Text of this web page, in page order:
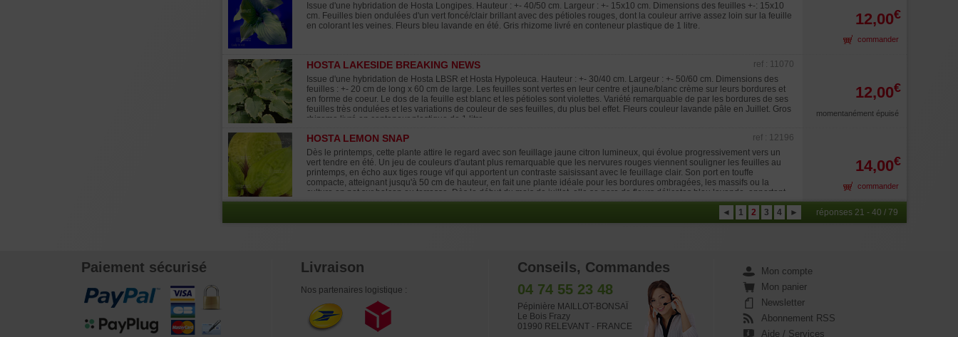
Issue d'une hybridation de Hosta Longipes. Hauteur : +- 40/50 cm. Largeur : +- 15x10 cm. Dimensions des feuilles +-: 15x10
cm. Feuilles bien ondulées d'un vert foncé/clair brillant avec des pétioles rouges, dont la couleur arrive assez loin sur la feuille
en colorant les veines. Fleurs bleu lavande en été. Gris rhizome livré en conteneur plastique de 1 litre.
12,00€
commander
HOSTA LAKESIDE BREAKING NEWS
ref : 11070
Issue d'une hybridation de Hosta LBSR et Hosta Hypoleuca. Hauteur : +- 30/40 cm. Largeur : +- 50/60 cm. Dimensions des
feuilles : +- 20 cm de long x 60 cm de large. Les feuilles sont vertes en leur centre et jaune/blanc crème sur leurs bordures et
en forme de coeur. Le dos de la feuille est blanc et les pétioles sont violettes. Variété remarquable de par les bordures de ses
feuilles très ondulées et les variations de couleur de ses feuilles, du plus bel effet. Fleurs couleur lavande pâle en Juillet. Gros
rhizome livré en conteneur plastique de 1 litre.
12,00€
momentanément épuisé
HOSTA LEMON SNAP
ref : 12196
Dès le printemps, cette plante attire le regard avec son feuillage jaune citron lumineux, qui évolue progressivement vers un
vert tendre en été. Un jeu de couleurs d'autant plus remarquable que les nervures rouges viennent souligner les feuilles au
printemps, en écho aux tiges rouge vif qui apportent un contraste saisissant avec le feuillage clair. Son port en touffe
compacte, atteignant jusqu'à 50 cm de hauteur, en fait une plante idéale pour les bordures ombragées, les massifs ou la
culture en pot sur balcon ou terrasse. Dès le début du mois de juillet, elle se pare de fleurs délicates bleu lavande, apportant
une touche florale raffinée à son feuillage déjà très décoratif. Informations complémentaires Floraison : début juillet Hauteur
adulte : jusqu'à 50 cm Feuillage : jaune citron au printemps, devenant vert en été Tiges et nervures : rouge vif au printemps
Exposition : mi-ombre de préférence Conditionnement : pot plastique de 2 litres
14,00€
commander
◄ 1 2 3 4 ► réponses 21 - 40 / 79
Paiement sécurisé Livraison
Nos partenaires logistique :
Conseils, Commandes
04 74 55 23 48
Pépinière MAILLOT-BONSAÏ
Le Bois Frazy
01990 RELEVANT - FRANCE
Mon compte
Mon panier
Newsletter
Abonnement RSS
Aide / Services